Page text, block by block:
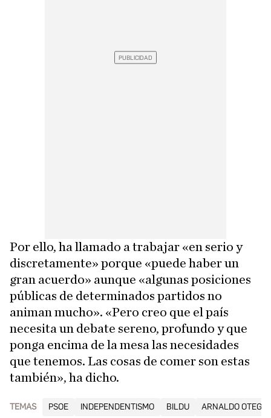
Por ello, ha llamado a trabajar «en serio y
discretamente» porque «puede haber un
gran acuerdo» aunque «algunas posiciones
públicas de determinados partidos no
animan mucho». «Pero creo que el país
necesita un debate sereno, profundo y que
ponga encima de la mesa las necesidades
que tenemos. Las cosas de comer son estas
también», ha dicho.
TEMAS PSOE INDEPENDENTISMO BILDU ARNALDO OTEGI